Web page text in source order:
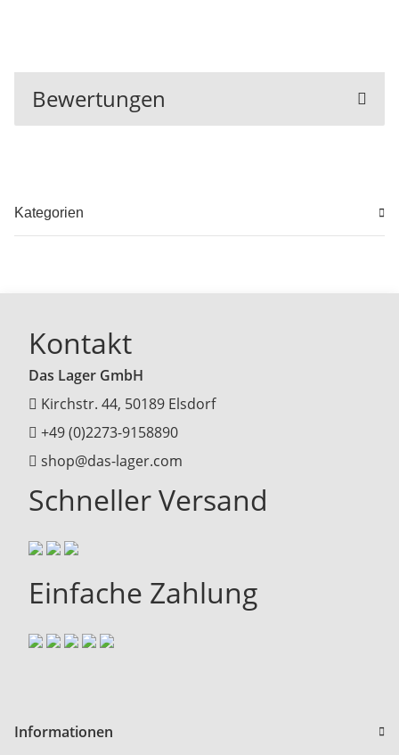
Bewertungen
Kategorien
Kontakt
Das Lager GmbH
Kirchstr. 44, 50189 Elsdorf
+49 (0)2273-9158890
shop@das-lager.com
Schneller Versand
Einfache Zahlung
Informationen